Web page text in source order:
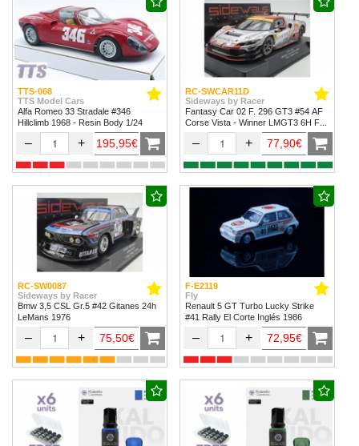
TTS-068
TTS Model Cars
Alfa Romeo 33 Stradale #346
Hillclimb 1968 - Resin Body 1/24
– + 195,95€
RC-SWCAR11D
Sideways by Racer
Fantasy Car 02 F. 296 GT3 #54 AF
Corse Vista - Winner LMGT3 6H Fuji
– + 77,90€
RC-SW0087
Sideways by Racer
Bmw 3,5 CSL Gr.5 #42 Gitanes 24h
LeMans 1976
– + 75,50€
F-E2119
Fly
Renault 5 GT Turbo Lucky Strike
#41 Rally El Corte Inglés 1986
– + 72,95€